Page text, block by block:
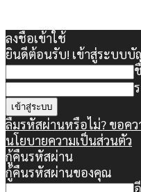
ลงชื่อเข้าใช้
ยินดีต้อนรับ! เข้าสู่ระบบ
ลืมรหัสผ่านหรือไม่? ขอคว
นโยบายความเป็นส่วนตัว
กู้คืนรหัสผ่าน
กู้คืนรหัสผ่านของคุณ